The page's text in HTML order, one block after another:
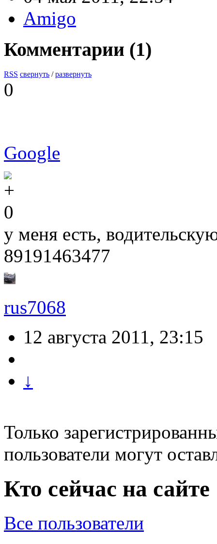
Amigo
Комментарии (1)
RSS свернуть /развернуть
0
Google
0
у меня есть,
89191463477
rus7068
12 августа 2011, 23:15
↓
Только
пользователи могут
Кто сейчас на сайте
Все пользователи